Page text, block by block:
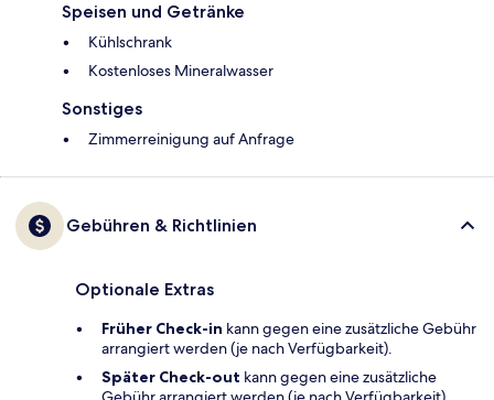
Speisen und Getränke
Kühlschrank
Kostenloses Mineralwasser
Sonstiges
Zimmerreinigung auf Anfrage
Gebühren & Richtlinien
Optionale Extras
Früher Check-in kann gegen eine zusätzliche Gebühr
arrangiert werden (je nach Verfügbarkeit).
Später Check-out kann gegen eine zusätzliche